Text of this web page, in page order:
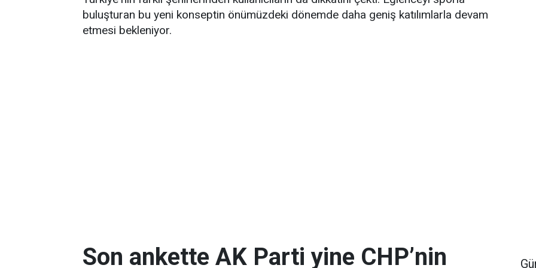
buluşturan bu yeni konseptin önümüzdeki dönemde daha geniş katılımlarla devam
etmesi bekleniyor.
Son ankette AK Parti yine CHP’nin